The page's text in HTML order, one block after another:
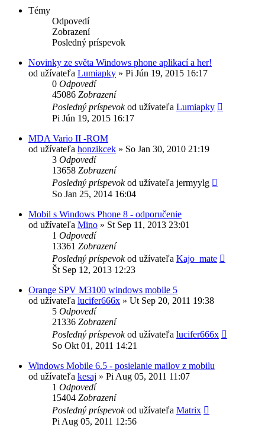
Témy
Odpovedí
Zobrazení
Posledný príspevok
Novinky ze světa Windows phone aplikací a her!
od užívateľa Lumiapky » Pi Jún 19, 2015 16:17
0 Odpovedí
45086 Zobrazení
Posledný príspevokod užívateľa Lumiapky
Pi Jún 19, 2015 16:17
MDA Vario II -ROM
od užívateľa honzikcek » So Jan 30, 2010 21:19
3 Odpovedí
13658 Zobrazení
Posledný príspevokod užívateľa jermyylg
So Jan 25, 2014 16:04
Mobil s Windows Phone 8 - odporučenie
od užívateľa Mino » St Sep 11, 2013 23:01
1 Odpovedí
13361 Zobrazení
Posledný príspevokod užívateľa Kajo_mate
Št Sep 12, 2013 12:23
Orange SPV M3100 windows mobile 5
od užívateľa lucifer666x » Ut Sep 20, 2011 19:38
5 Odpovedí
21336 Zobrazení
Posledný príspevokod užívateľa lucifer666x
So Okt 01, 2011 14:21
Windows Mobile 6.5 - posielanie mailov z mobilu
od užívateľa kesaj » Pi Aug 05, 2011 11:07
1 Odpovedí
15404 Zobrazení
Posledný príspevokod užívateľa Matrix
Pi Aug 05, 2011 12:56